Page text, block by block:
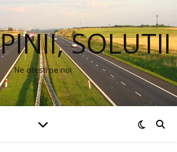
SOLUTII
Ne citesti pe noi